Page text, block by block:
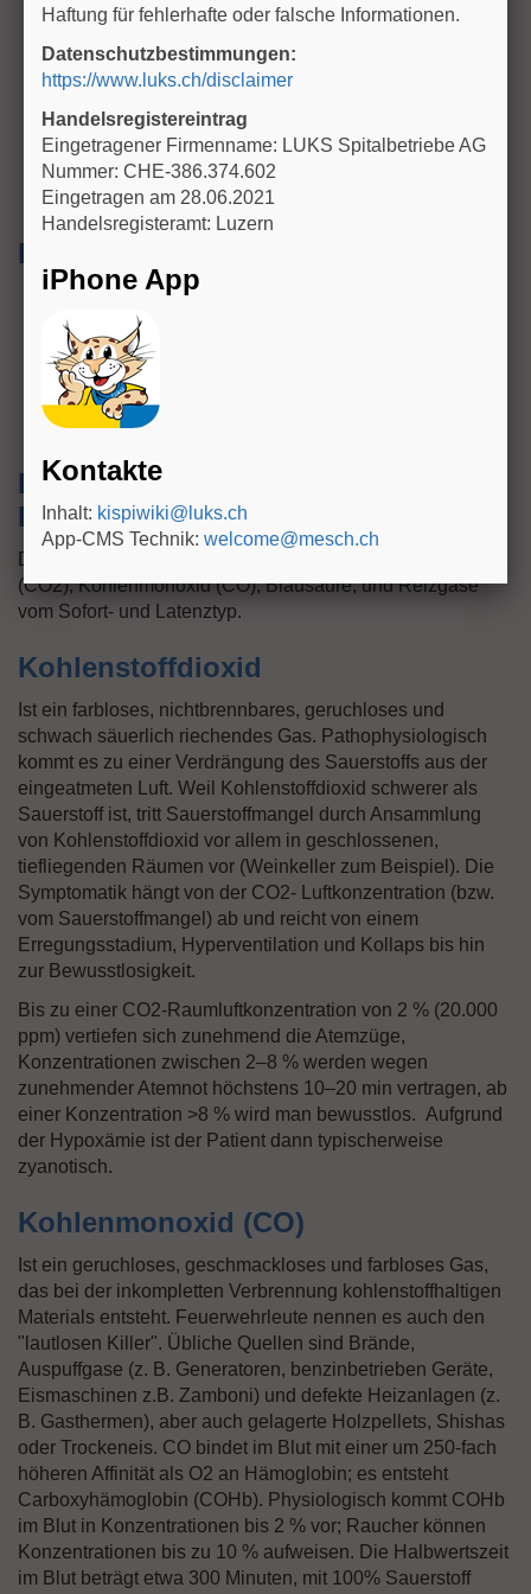
Schwarzes Sputum
Bronchospasmus
metabolische Azidose
Carboxyhämoglobin über 15% (CoHb)
Prognose/Follow-up
Bei signifikanter COHb Exposition können
neurologische Schäden persistieren. Evaluation mit
der Neuropädiatrie im Verlauf der Hospitalisation.
Nach toxischem Lungenödem kann es zu langfristigen
Lungenschädigungen kommen, Rücksprache mit
Kinderpneumologie bezüglich weiterer Kontrollen.
Hintergrund - Vertiefende
Informationen
Die wichtigsten Noxen bei Bränden sind Kohlendioxid
(CO2), Kohlenmonoxid (CO), Blausäure, und Reizgase
vom Sofort- und Latenztyp.
Kohlenstoffdioxid
Ist ein farbloses, nichtbrennbares, geruchloses und
schwach säuerlich riechendes Gas. Pathophysiologisch
kommt es zu einer Verdrängung des Sauerstoffs aus der
eingeatmeten Luft. Weil Kohlenstoffdioxid schwerer als
Sauerstoff ist, tritt Sauerstoffmangel durch Ansammlung
von Kohlenstoffdioxid vor allem in geschlossenen,
tiefliegenden Räumen vor (Weinkeller zum Beispiel). Die
Symptomatik hängt von der CO2- Luftkonzentration (bzw.
vom Sauerstoffmangel) ab und reicht von einem
Erregungsstadium, Hyperventilation und Kollaps bis hin
zur Bewusstlosigkeit.
Bis zu einer CO2-Raumluftkonzentration von 2 % (20.000
ppm) vertiefen sich zunehmend die Atemzüge,
Konzentrationen zwischen 2–8 % werden wegen
zunehmender Atemnot höchstens 10–20 min vertragen, ab
einer Konzentration >8 % wird man bewusstlos. Aufgrund
der Hypoxämie ist der Patient dann typischerweise
zyanotisch.
Kohlenmonoxid (CO)
Ist ein geruchloses, geschmackloses und farbloses Gas,
das bei der inkompletten Verbrennung kohlenstoffhaltigen
Materials entsteht. Feuerwehrleute nennen es auch den
"lautlosen Killer". Übliche Quellen sind Brände,
Auspuffgase (z. B. Generatoren, benzinbetrieben Geräte,
Eismaschinen z.B. Zamboni) und defekte Heizanlagen (z.
B. Gasthermen), aber auch gelagerte Holzpellets, Shishas
oder Trockeneis. CO bindet im Blut mit einer um 250-fach
höheren Affinität als O2 an Hämoglobin; es entsteht
Carboxyhämoglobin (COHb). Physiologisch kommt COHb
im Blut in Konzentrationen bis 2 % vor; Raucher können
Konzentrationen bis zu 10 % aufweisen. Die Halbwertszeit
im Blut beträgt etwa 300 Minuten, mit 100% Sauerstoff
Haftung für fehlerhafte oder falsche Informationen.
Datenschutzbestimmungen:
https://www.luks.ch/disclaimer
Handelsregistereintrag
Eingetragener Firmenname: LUKS Spitalbetriebe AG
Nummer: CHE-386.374.602
Eingetragen am 28.06.2021
Handelsregisteramt: Luzern
iPhone App
Kontakte
Inhalt: kispiwiki@luks.ch
App-CMS Technik: welcome@mesch.ch